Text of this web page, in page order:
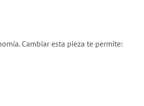
Cambiar esta pieza te permite: